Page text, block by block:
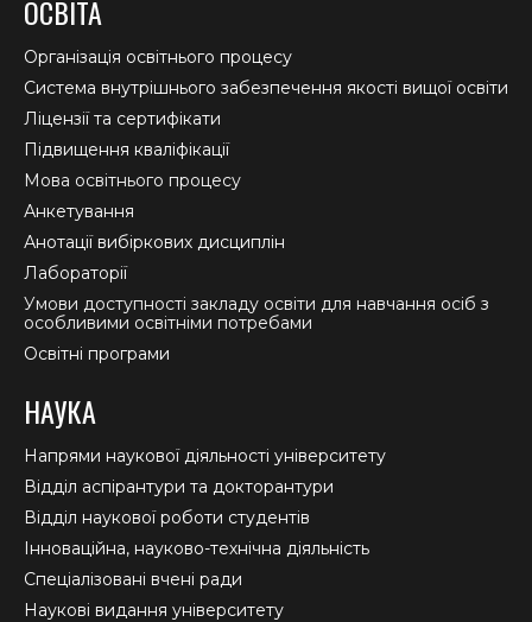
opens
in
new
window
opens
in
new
window
in
new
window
ОСВІТА
Організація освітнього процесу
Система внутрішнього забезпечення якості вищої освіти
Ліцензії та сертифікати
Підвищення кваліфікації
Мова освітнього процесу
Анкетування
Анотації вибіркових дисциплін
Лабораторії
Умови доступності закладу освіти для навчання осіб з
особливими освітніми потребами
Освітні програми
НАУКА
Напрями наукової діяльності університету
Відділ аспірантури та докторантури
Відділ наукової роботи студентів
Інноваційна, науково-технічна діяльність
Спеціалізовані вчені ради
Наукові видання університету